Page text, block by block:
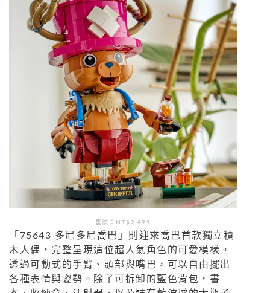
售價：NT$2,499
「75643 多尼多尼喬巴」則迎來喬巴首款獨立積
木人偶，完整呈現這位超人氣角色的可愛模樣。
透過可動式的手臂、頭部與嘴巴，可以自由擺出
各種表情與姿勢。除了可拆卸的藍色背包，書